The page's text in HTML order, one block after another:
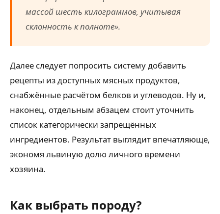
массой шесть килограммов, учитывая
склонность к полноте».
Далее следует попросить систему добавить
рецепты из доступных мясных продуктов,
снабжённые расчётом белков и углеводов. Ну и,
наконец, отдельным абзацем стоит уточнить
список категорически запрещённых
ингредиентов. Результат выглядит впечатляюще,
экономя львиную долю личного времени
хозяина.
Как выбрать породу?